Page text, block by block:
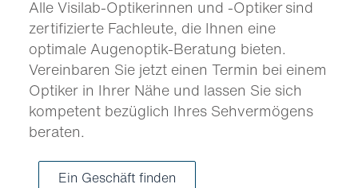
Alle Visilab-Optikerinnen und -Optiker sind
zertifizierte Fachleute, die Ihnen eine
optimale Augenoptik-Beratung bieten.
Vereinbaren Sie jetzt einen Termin bei einem
Optiker in Ihrer Nähe und lassen Sie sich
kompetent bezüglich Ihres Sehvermögens
beraten.
Ein Geschäft finden